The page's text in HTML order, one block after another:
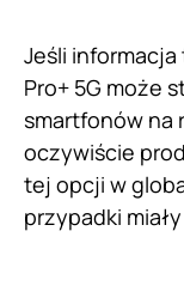
Jeśli informacja
Pro+ 5G może
smartfonów na
oczywiście
tej opcji w
przypadki